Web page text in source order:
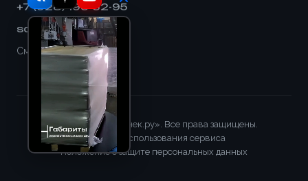
+7 (928) 193-32-95
sales@shnek.ru
Смотреть на карте
© 2008–2026 «Шнек.ру». Все права защищены.
Правила использования сервиса
Положение о защите персональных данных